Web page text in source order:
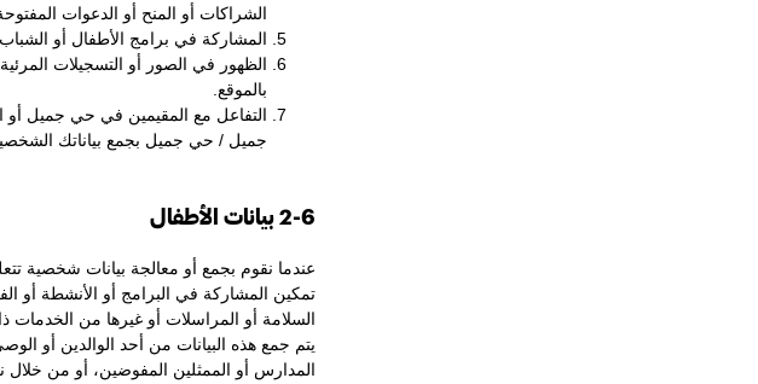
الشراكات أو المنح أو الدعوات
المشاركة في برامج الأطفال أو
الظهور في الصور أو التسجيلات
بالموقع.
التفاعل مع المقيمين في حي جميل أو
جميل / حي جميل بجمع بياناتك الشخصية
2-6بيانات الأطفال
عندما نقوم بجمع أو معالجة بيانات شخصية
تمكين المشاركة في البرامج أو الأنشطة أو
السلامة أو المراسلات أو غيرها من الخدمات
يتم جمع هذه البيانات من أحد الوالدين أو
المدارس أو الممثلين المفوضين، أو من خلال